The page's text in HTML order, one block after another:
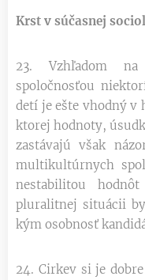
Krst v súčasnej
23. Vzhľadom
spoločnosťou
detí je ešte vhodný v
ktorej hodnoty,
zastávajú však
multikultúrnych
nestabilitou
pluralitnej situácii
kým osobnosť
24. Cirkev si je